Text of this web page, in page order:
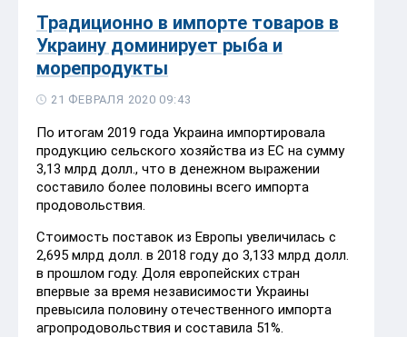
Традиционно в импорте товаров в
Украину доминирует рыба и
морепродукты
21 ФЕВРАЛЯ 2020 09:43
По итогам 2019 года Украина импортировала
продукцию сельского хозяйства из ЕС на сумму
3,13 млрд долл., что в денежном выражении
составило более половины всего импорта
продовольствия.
Стоимость поставок из Европы увеличилась с
2,695 млрд долл. в 2018 году до 3,133 млрд долл.
в прошлом году. Доля европейских стран
впервые за время независимости Украины
превысила половину отечественного импорта
агропродовольствия и составила 51%.